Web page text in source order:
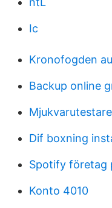
Ic
Kronofogden
Backup online
Dif boxning
Spotify företag
Konto 4010